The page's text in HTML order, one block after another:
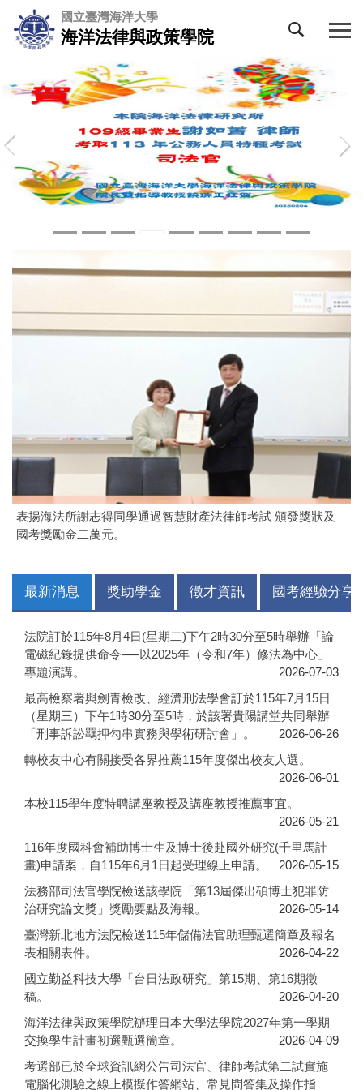
到
主
內
國立臺灣海洋大學
海洋法律與政策學院
表揚海法所謝志得同學通過智慧財產法律師考試 頒發獎狀及
國考獎勵金二萬元。
最新消息 獎助學金 徵才資訊 國考經驗分享
法院訂於115年8月4日(星期二)下午2時30分至5時舉辦「論
電磁紀錄提供命令──以2025年（令和7年）修法為中心」
專題演講。
2026-07-03
最高檢察署與劍青檢改、經濟刑法學會訂於115年7月15日
（星期三）下午1時30分至5時，於該署貴陽講堂共同舉辦
「刑事訴訟羈押勾串實務與學術研討會」。
2026-06-26
轉校友中心有關接受各界推薦115年度傑出校友人選。
2026-06-01
本校115學年度特聘講座教授及講座教授推薦事宜。
2026-05-21
116年度國科會補助博士生及博士後赴國外研究(千里馬計
畫)申請案，自115年6月1日起受理線上申請。
2026-05-15
法務部司法官學院檢送該學院「第13屆傑出碩博士犯罪防
治研究論文獎」獎勵要點及海報。
2026-05-14
臺灣新北地方法院檢送115年儲備法官助理甄選簡章及報名
表相關表件。
2026-04-22
國立勤益科技大學「台日法政研究」第15期、第16期徵
稿。
2026-04-20
海洋法律與政策學院辦理日本大學法學院2027年第一學期
交換學生計畫初選甄選簡章。
2026-04-09
考選部已於全球資訊網公告司法官、律師考試第二試實施
電腦化測驗之線上模擬作答網站、常見問答集及操作指